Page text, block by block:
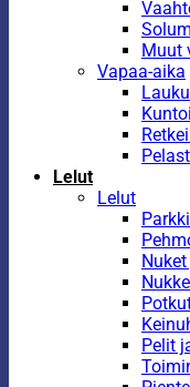
Muut
Vapaa-aika
Lelut
Lelut
Pelit